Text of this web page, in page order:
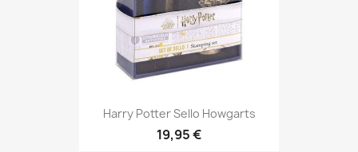
Harry Potter Sello Howgarts
19,95 €